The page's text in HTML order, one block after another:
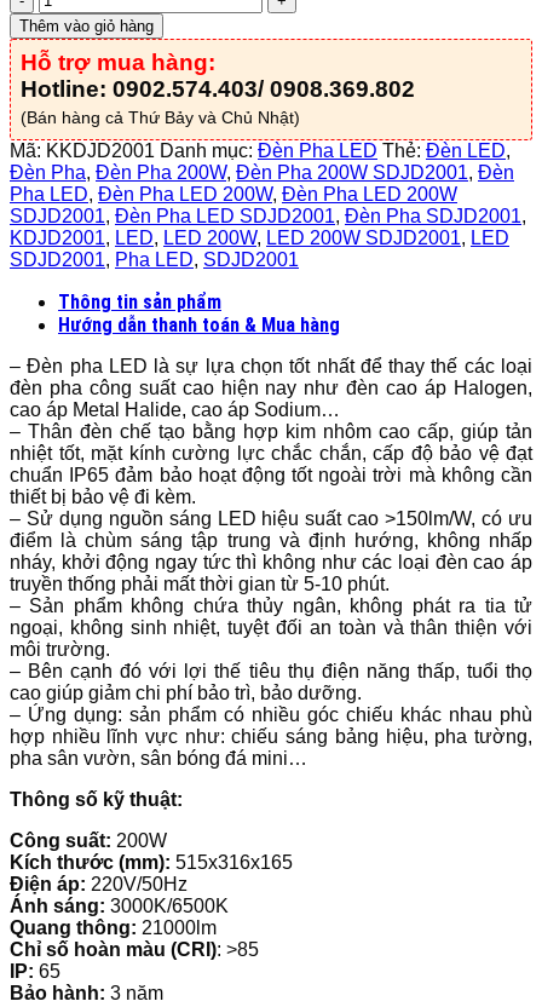
Pha
LED
200W
-
số
lượng
Thêm vào giỏ hàng
Hỗ trợ mua hàng:
Hotline: 0902.574.403/ 0908.369.802
(Bán hàng cả Thứ Bảy và Chủ Nhật)
Mã: KKDJD2001 Danh mục: Đèn Pha LED Thẻ: Đèn LED,
Đèn Pha, Đèn Pha 200W, Đèn Pha 200W SDJD2001, Đèn
Pha LED, Đèn Pha LED 200W, Đèn Pha LED 200W
SDJD2001, Đèn Pha LED SDJD2001, Đèn Pha SDJD2001,
KDJD2001, LED, LED 200W, LED 200W SDJD2001, LED
SDJD2001, Pha LED, SDJD2001
Thông tin sản phẩm
Hướng dẫn thanh toán & Mua hàng
– Đèn pha LED là sự lựa chọn tốt nhất để thay thế các loại
đèn pha công suất cao hiện nay như đèn cao áp Halogen,
cao áp Metal Halide, cao áp Sodium…
– Thân đèn chế tạo bằng hợp kim nhôm cao cấp, giúp tản
nhiệt tốt, mặt kính cường lực chắc chắn, cấp độ bảo vệ đạt
chuẩn IP65 đảm bảo hoạt động tốt ngoài trời mà không cần
thiết bị bảo vệ đi kèm.
– Sử dụng nguồn sáng LED hiệu suất cao >150lm/W, có ưu
điểm là chùm sáng tập trung và định hướng, không nhấp
nháy, khởi động ngay tức thì không như các loại đèn cao áp
truyền thống phải mất thời gian từ 5-10 phút.
– Sản phẩm không chứa thủy ngân, không phát ra tia tử
ngoại, không sinh nhiệt, tuyệt đối an toàn và thân thiện với
môi trường.
– Bên cạnh đó với lợi thế tiêu thụ điện năng thấp, tuổi thọ
cao giúp giảm chi phí bảo trì, bảo dưỡng.
– Ứng dụng: sản phẩm có nhiều góc chiếu khác nhau phù
hợp nhiều lĩnh vực như: chiếu sáng bảng hiệu, pha tường,
pha sân vườn, sân bóng đá mini…
Thông số kỹ thuật:
Công suất: 200W
Kích thước (mm): 515x316x165
Điện áp: 220V/50Hz
Ánh sáng: 3000K/6500K
Quang thông: 21000lm
Chỉ số hoàn màu (CRI): >85
IP: 65
Bảo hành: 3 năm